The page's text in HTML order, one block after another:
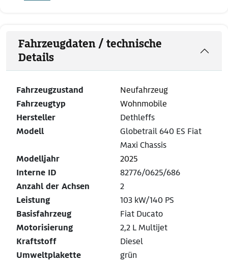
Fahrzeugdaten / technische
Details
Fahrzeugzustand
Neufahrzeug
Fahrzeugtyp
Wohnmobile
Hersteller
Dethleffs
Modell
Globetrail 640 ES Fiat
Maxi Chassis
Modelljahr
2025
Interne ID
82776/0625/686
Anzahl der Achsen
2
Leistung
103 kW/140 PS
Basisfahrzeug
Fiat Ducato
Motorisierung
2,2 L Multijet
Kraftstoff
Diesel
Umweltplakette
grün